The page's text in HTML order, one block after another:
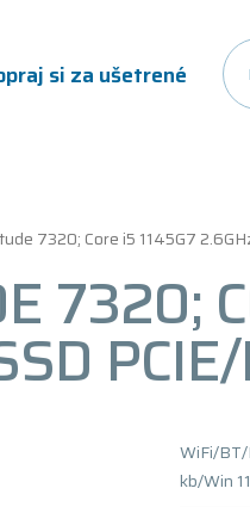
si za ušetrené
7320; Core i5 1145G7
7320;
PCIE/
WiFi/BT/
kb/Win